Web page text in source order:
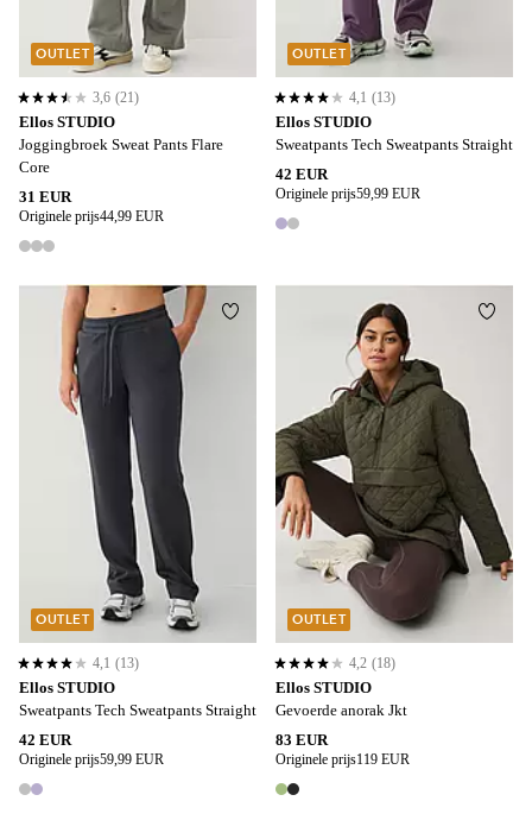
Ellos STUDIO
Joggingbroek Sweat Pants Flare
Core
31 EUR
Originele prijs44,99 EUR
3 kleuren
3,6 op basis van 21 beoordelingen
3,6 (21)
OUTLET
Ellos STUDIO
Sweatpants Tech Sweatpants Straight
42 EUR
Originele prijs59,99 EUR
2 kleuren
4,1 op basis van 13 beoordelingen
4,1 (13)
OUTLET
Ellos STUDIO
Sweatpants Tech Sweatpants Straight
42 EUR
Originele prijs59,99 EUR
2 kleuren
4,1 op basis van 13 beoordelingen
4,1 (13)
OUTLET
Toevoegen aan favorieten
Ellos STUDIO
Gevoerde anorak Jkt
83 EUR
Originele prijs119 EUR
2 kleuren
4,2 op basis van 18 beoordelingen
4,2 (18)
OUTLET
3XL 4XL